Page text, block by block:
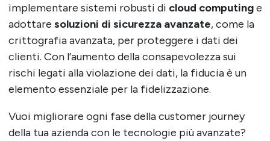
implementare sistemi robusti di cloud computinge
adottare soluzioni di sicurezza avanzate, come la
crittografia avanzata, per proteggere i dati dei
clienti. Con l’aumento della consapevolezza sui
rischi legati alla violazione dei dati, la fiducia è un
elemento essenziale per la fidelizzazione.
Vuoi migliorare ogni fase della customer journey
della tua azienda con le tecnologie più avanzate?